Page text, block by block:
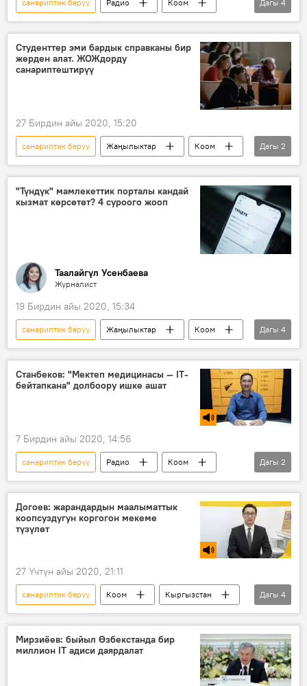
санариптик берүү Радио
Коом
Кыргызстан
Надира Жусупбекова
педагогика
сынак
Дагы 4
Студенттер эми бардык справканы бир
жерден алат. ЖОЖдорду
санариптештирүү
27 Бирдин айы 2020, 15:20
санариптик берүү Жаңылыктар
Коом
Кыргызстан
билим берүү
Дагы 2
"Түндүк" мамлекеттик порталы кандай
кызмат көрсөтөт? 4 суроого жооп
Таалайгүл Усенбаева
Журналист
19 Бирдин айы 2020, 15:34
санариптик берүү Жаңылыктар
Коом
Кыргызстан
система
портал
мамлекеттик орган
Дагы 4
Станбеков: "Мектеп медицинасы — IT-
бейтапкана" долбоору ишке ашат
7 Бирдин айы 2020, 14:56
санариптик берүү Радио
Коом
Кыргызстан
билим берүү
Дагы 2
Догоев: жарандардын маалыматтык
коопсуздугун коргогон мекеме
түзүлөт
27 Үчтүн айы 2020, 21:11
санариптик берүү Коом
Кыргызстан
Радио
Дастан Догоев
коопсуздук
мекеме
Дагы 4
Мирзиёев: быйыл Өзбекстанда бир
миллион IT адиси даярдалат